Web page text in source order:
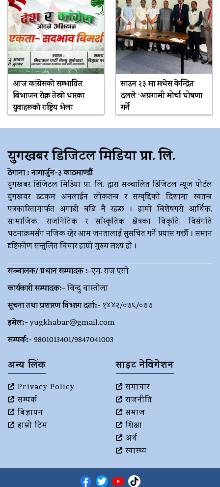
आज कांग्रेसकाे सम्भावित
बिभाजन राेक्न तेस्राे धारका
युवाहरूकाे राष्ट्रिय भेला
साउन २३ मा मधेस केन्द्रित
दलले ‘अग्रगामी मोर्चा घोषणा
गर्ने
युगखबर डिजिटल मिडिया प्रा. लि.
ठेगाना : नागार्जुन-३ काठमाण्डौं
युगखबर डिजिटल मिडिया प्रा. लि. द्धारा सञ्चालित डिजिटल न्यूज पोर्टल
युगखवर डटकम अनलाईन लोकतन्त्र र सम्बृद्दिको दिशामा स्वतन्त्र
पत्रकारितामार्फत अगाडी बढि नै रहन्छ । हामी बिशेषगरी आर्थिक,
सामाजिक, राजनितिक र साँस्कृतिक क्षेत्रका विकृति, विसंगति
घटनाक्रमसँग नजिक रहेर आम जनतालाई सुसचित गर्ने प्रयास गर्छौ । समान
दृष्टिकोण सन्तुलित बिचार हाम्रो मुख्य लक्ष्य हो ।
सञ्चालक/ प्रधान सम्पादक :-एम. राज एसी
कार्यकारी सम्पादक:-विन्दु वास्तोला
सूचना तथा प्रशारण विभाग दर्ता:- १४४२/०७६/०७७
इमेल:- yugkhabar@gmail.com
सम्पर्क:- 9801013401/9847041003
अन्य लिंक
Privacy Policy
सम्पर्क
बिज्ञापन
हाम्रो टिम
साइट नेविगेशन
समाचार
राजनीति
समाज
शिक्षा
अर्थ
स्वास्थ्य